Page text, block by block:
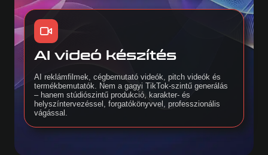
AI videó készítés
AI reklámfilmek, cégbemutató videók, pitch videók és
termékbemutatók. Nem a gagyi TikTok-szintű generálás
– hanem stúdiószintű produkció, karakter- és
helyszíntervezéssel, forgatókönyvvel, professzionális
vágással.